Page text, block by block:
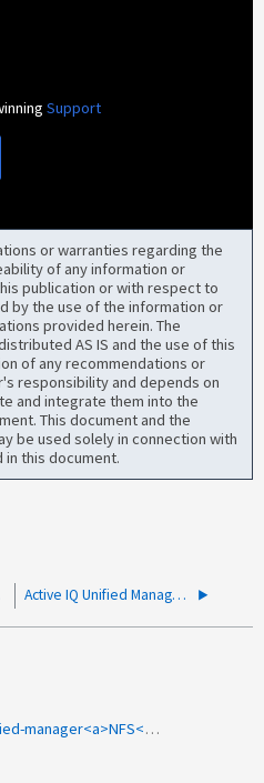
Support
or warranties regarding the
of any information or
publication or with respect to
by the use of the information or
provided herein. The
AS IS and the use of this
of any recommendations or
responsibility and depends on
and integrate them into the
This document and the
be used solely in connection with
this document.
Active IQ Unified Manager 通知"Cluster Config Backups are not being pushed remote"警报
product-categories:active-iq-unified-manager<a>NFS</a><a>Unified Manager</a><a>SVM DR</a><a>1084436</a>